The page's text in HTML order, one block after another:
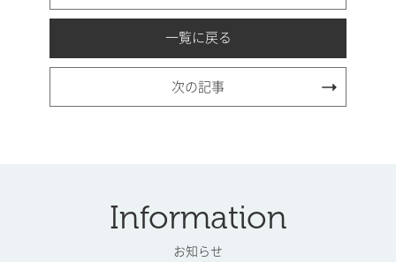
一覧に戻る
次の記事
Information
お知らせ